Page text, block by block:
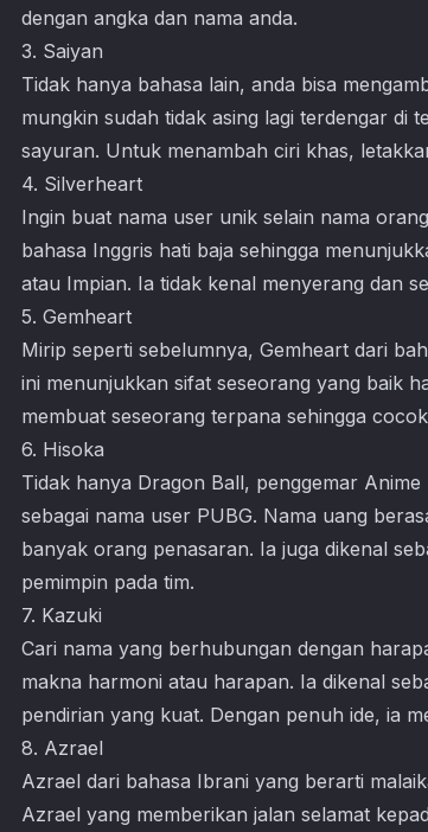
dengan angka dan nama anda.
3. Saiyan
Tidak hanya bahasa lain, anda bisa
mungkin sudah tidak asing lagi terdengar di
sayuran. Untuk menambah ciri khas,
4. Silverheart
Ingin buat nama user unik selain nama
bahasa Inggris hati baja sehingga
atau Impian. Ia tidak kenal menyerang dan
5. Gemheart
Mirip seperti sebelumnya, Gemheart dari
ini menunjukkan sifat seseorang yang baik
membuat seseorang terpana sehingga
6. Hisoka
Tidak hanya Dragon Ball, penggemar
sebagai nama user PUBG. Nama uang
banyak orang penasaran. Ia juga dikenal
pemimpin pada tim.
7. Kazuki
Cari nama yang berhubungan dengan
makna harmoni atau harapan. Ia dikenal
pendirian yang kuat. Dengan penuh ide, ia
8. Azrael
Azrael dari bahasa Ibrani yang berarti
Azrael yang memberikan jalan selamat